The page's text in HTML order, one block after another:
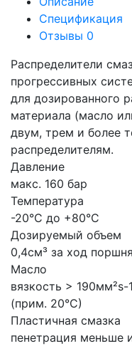
Спецификация
Отзывы 0
Распределители
прогрессивных
для дозированного
материала (масло
двум, трем и более
распределителям.
Давление
макс. 160 бар
Температура
-20°С до +80°С
Дозируемый объем
0,4см³ за ход поршня
Масло
вязкость >
(прим. 20°С)
Пластичная смазка
пенетрация меньше